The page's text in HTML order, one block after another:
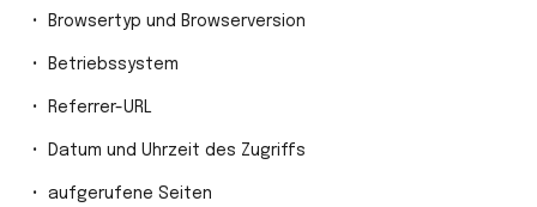
•⁠  ⁠Browsertyp und Browserversion
•⁠  ⁠Betriebssystem
•⁠  ⁠Referrer-URL
•⁠  ⁠Datum und Uhrzeit des Zugriffs
•⁠  ⁠aufgerufene Seiten